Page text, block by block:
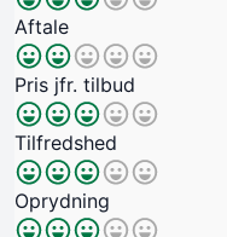
Aftale
Pris jfr. tilbud
Tilfredshed
Oprydning